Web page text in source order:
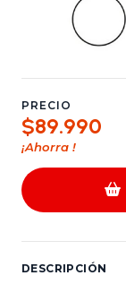
PRECIO
$89.990
¡Ahorra !
DESCRIPCIÓN